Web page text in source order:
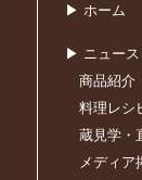
▶ ホーム
▶ ニュース
商品紹介
料理レシ
蔵見学・
メディア